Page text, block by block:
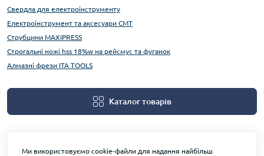
Свердла для електроінструменту
Електроінструмент та аксесуари CMT
Струбцини MAXIPRESS
Строгальні ножі hss 18%w на рейсмус та фуганок
Алмазні фрези ITA TOOLS
Каталог товарів
Ми використовуємо cookie-файли для надання найбільш